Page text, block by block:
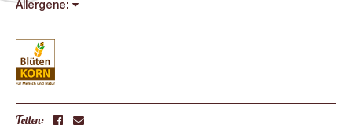
Allergene:
Teilen: